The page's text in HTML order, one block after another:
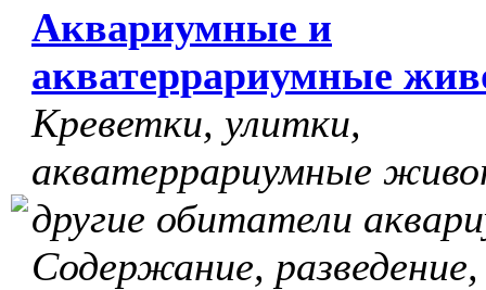
Аквариумные и
акватеррариумные
Креветки, улитки,
акватеррариумные
другие обитатели
Содержание, разведение,